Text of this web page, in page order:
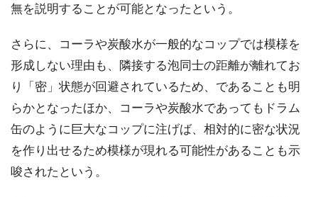
無を説明することが可能となったという。
さらに、コーラや炭酸水が一般的なコップでは模様を
形成しない理由も、隣接する泡同士の距離が離れてお
り「密」状態が回避されているため、であることも明
らかとなったほか、コーラや炭酸水であってもドラム
缶のように巨大なコップに注げば、相対的に密な状況
を作り出せるため模様が現れる可能性があることも示
唆されたという。